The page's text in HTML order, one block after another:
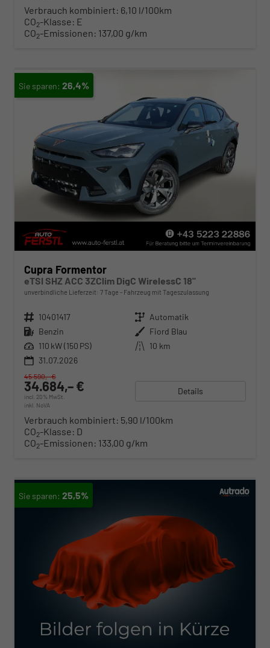
Verbrauch kombiniert: 6,10 l/100km
CO2-Klasse: E
CO2-Emissionen: 137,00 g/km
26,4%
Cupra Formentor
eTSI SHZ ACC 3ZClim DigC WirelessC 18"
unverbindliche Lieferzeit: 7 Tage Fahrzeug mit Tageszulassung
Fahrzeugnr. 10401417 Getriebe Automatik
Kraftstoff Benzin Außenfarbe Fiord Blau
Leistung 110 kW (150 PS) Kilometerstand 10 km
31.07.2026
34.684,– €
incl. 20% MwSt.
inkl. NoVA
45.590,– €
Details
Verbrauch kombiniert: 5,90 l/100km
CO2-Klasse: D
CO2-Emissionen: 133,00 g/km
25,5%